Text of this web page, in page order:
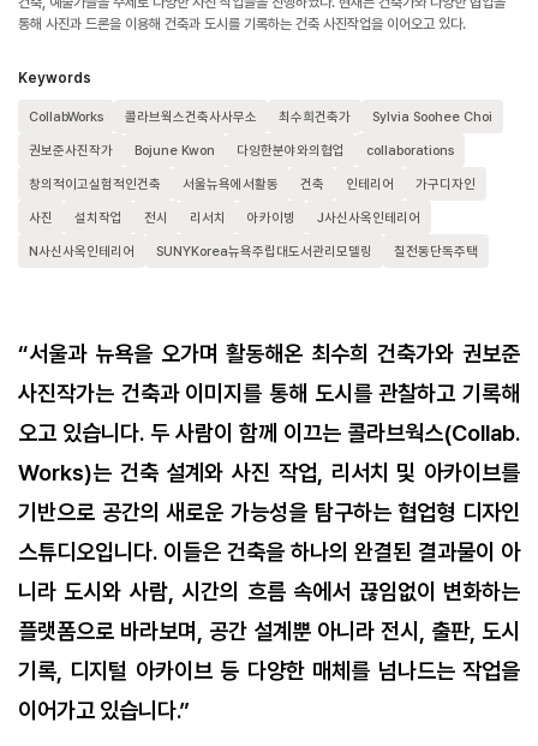
통해 사진과 드론을 이용해 건축과 도시를 기록하는 건축 사진작업을 이어오고 있다.
Keywords
CollabWorks 콜라브웍스건축사사무소 최수희건축가 Sylvia Soohee Choi
권보준사진작가 Bojune Kwon 다양한분야와의협업 collaborations
창의적이고실험적인건축 서울뉴욕에서활동 건축 인테리어 가구디자인
사진 설치작업 전시 리서치 아카이빙 J사신사옥인테리어
N사신사옥인테리어 SUNYKorea뉴욕주립대도서관리모델링 칠전동단독주택
“서울과 뉴욕을 오가며 활동해온 최수희 건축가와 권보준
사진작가는 건축과 이미지를 통해 도시를 관찰하고 기록해
오고 있습니다. 두 사람이 함께 이끄는 콜라브웍스(Collab.
Works)는 건축 설계와 사진 작업, 리서치 및 아카이브를
기반으로 공간의 새로운 가능성을 탐구하는 협업형 디자인
스튜디오입니다. 이들은 건축을 하나의 완결된 결과물이 아
니라 도시와 사람,시간의 흐름 속에서 끊임없이 변화하는
플랫폼으로 바라보며 , 공간 설계뿐 아니라 전시 , 출판, 도시
기록, 디지털 아카이브 등 다양한 매체를 넘나드는 작업을
이어가고 있습니다.”